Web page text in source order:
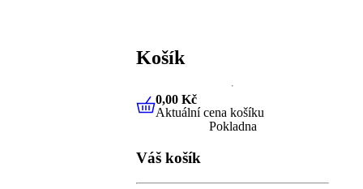
Košík
0,00 KčAktuální cena košíku
0,00 Kč
Aktuální cena košíku
Pokladna
Váš košík